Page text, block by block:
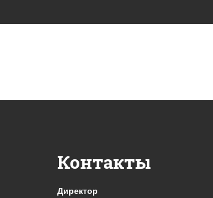
Контакты
Директор